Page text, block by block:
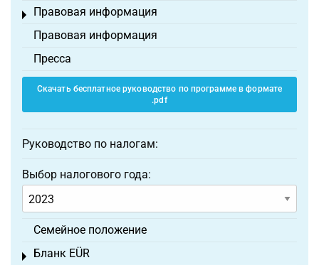
Правовая информация
Toggle menu
Правовая информация
Пресса
Скачать бесплатное руководство по программе в формате
.pdf
Руководство по налогам:
Выбор налогового года:
Семейное положение
Бланк EÜR
Toggle menu